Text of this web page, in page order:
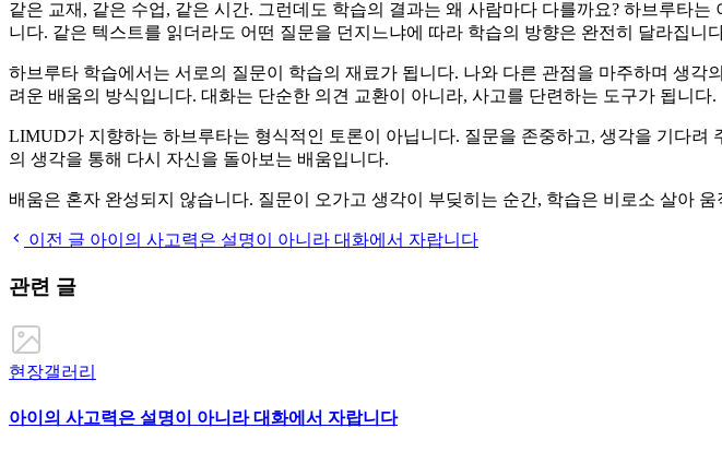
같은 교재, 같은 수업, 같은 시간. 그런데도 학습의 결과는 왜 사람마다 다를까요? 하브루타
니다. 같은 텍스트를 읽더라도 어떤 질문을 던지느냐에 따라 학습의 방향은 완전히 달라집니
하브루타 학습에서는 서로의 질문이 학습의 재료가 됩니다. 나와 다른 관점을 마주하며 생
려운 배움의 방식입니다. 대화는 단순한 의견 교환이 아니라, 사고를 단련하는 도구가 됩니다.
LIMUD가 지향하는 하브루타는 형식적인 토론이 아닙니다. 질문을 존중하고, 생각을 기다
의 생각을 통해 다시 자신을 돌아보는 배움입니다.
배움은 혼자 완성되지 않습니다. 질문이 오가고 생각이 부딪히는 순간, 학습은 비로소 살아
이전 글 아이의 사고력은 설명이 아니라 대화에서 자랍니다
관련 글
현장갤러리
아이의 사고력은 설명이 아니라 대화에서 자랍니다